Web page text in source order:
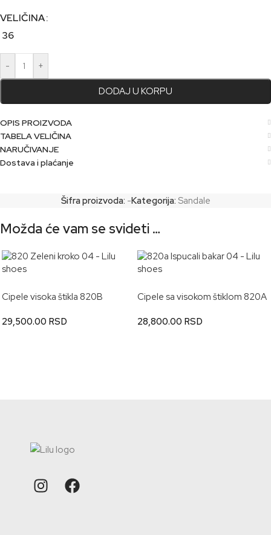
VELIČINA
36
- +
DODAJ U KORPU
OPIS PROIZVODA
TABELA VELIČINA
NARUČIVANJE
Dostava i plaćanje
Šifra proizvoda: -Kategorija: Sandale
Možda će vam se svideti …
Cipele visoka štikla 820B
29,500.00 RSD
Cipele sa visokom štiklom 820A
28,800.00 RSD